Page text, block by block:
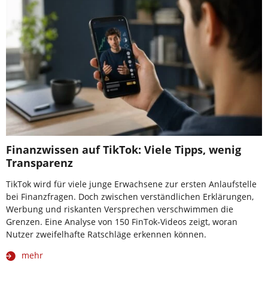
Finanzwissen auf TikTok: Viele Tipps, wenig
Transparenz
TikTok wird für viele junge Erwachsene zur ersten Anlaufstelle
bei Finanzfragen. Doch zwischen verständlichen Erklärungen,
Werbung und riskanten Versprechen verschwimmen die
Grenzen. Eine Analyse von 150 FinTok-Videos zeigt, woran
Nutzer zweifelhafte Ratschläge erkennen können.
mehr